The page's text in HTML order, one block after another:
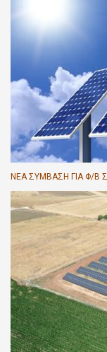
ΝΈΑ ΣΎΜΒΑΣΗ ΓΙΑ Φ/Β